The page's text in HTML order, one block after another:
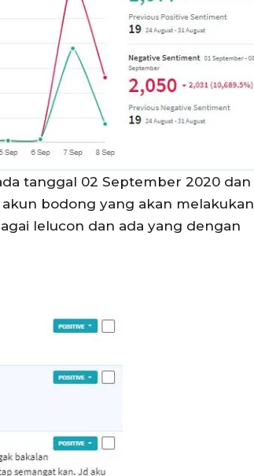
tanggal 02 September 2020 dan
bodong yang akan melakukan
lelucon dan ada yang dengan